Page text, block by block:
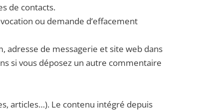
de contacts.
ou demande d’effacement
adresse de messagerie et site web dans
si vous déposez un autre commentaire
articles…). Le contenu intégré depuis